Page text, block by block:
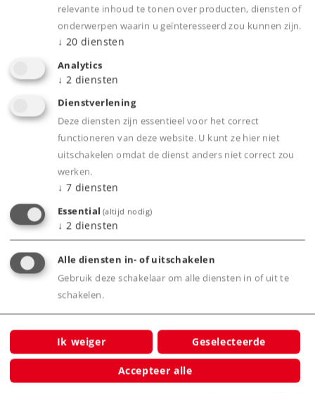
Webwinkel
Dealer zoeken
Onderdelen bestellen
Product
Productinfo
relevante inhoud te tonen over producten, diensten of
onderwerpen waarin u geïnteresseerd zou kunnen zijn.
↓ 20 diensten
Analytics
↓ 2 diensten
Dienstverlening
Deze diensten zijn essentieel voor het correct
functioneren van deze website. U kunt ze hier niet
uitschakelen omdat de dienst anders niet correct zou
werken.
↓ 7 diensten
Essential (altijd nodig)
↓ 2 diensten
Alle diensten in- of uitschakelen
Gebruik deze schakelaar om alle diensten in of uit te
schakelen.
Ik weiger Geselecteerde
Accepteer alle